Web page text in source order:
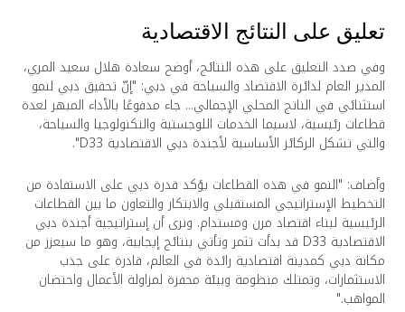
تعليق على النتائج الاقتصادية
وفي صدد التعليق على هذه النتائج، أوضح سعادة هلال سعيد المري،
المدير العام لدائرة الاقتصاد والسياحة في دبي: "إنّ تحقيق دبي لنمو
استثنائي في الناتج المحلي الإجمالي... جاء مدفوعًا بالأداء المبهر لعدة
قطاعات رئيسية، لاسيما الخدمات اللوجستية والتكنولوجيا والسياحة،
والتي تشكل الركائز الأساسية لأجندة دبي الاقتصادية D33".
وأضاف: "النمو في هذه القطاعات يؤكد قدرة دبي على الاستفادة من
التخطيط الإستراتيجي المستقبلي والابتكار والتعاون ما بين القطاعات
الرئيسية لبناء اقتصاد مرن ومستدام. ونرى أن إستراتيجية أجندة دبي
الاقتصادية D33 قد بدأت تثمر وتأتي بنتائج إيجابية، وهو ما سيعزز من
مكانة دبي كمدينة اقتصادية رائدة في العالم، قادرة على جذب
الاستثمارات، وتمتلك منظومة وبيئة محفزة لمزاولة الأعمال واحتضان
المواهب."